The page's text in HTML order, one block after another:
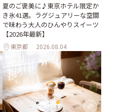
夏のご褒美に♪東京ホテル限定か
き氷41選。ラグジュアリーな空間
で味わう大人のひんやりスイーツ
【2026年最新】
東京都 2026.08.04